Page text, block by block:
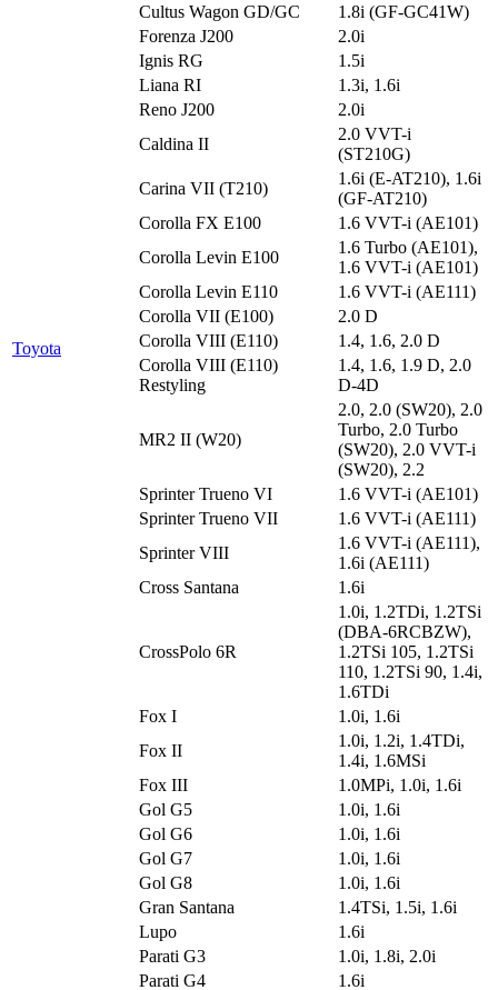
Cultus Wagon GD/GC
1.8i (GF-GC41W)
Forenza J200
2.0i
Ignis RG
1.5i
Liana RI
1.3i, 1.6i
Reno J200
2.0i
Toyota
Caldina II
2.0 VVT-i
(ST210G)
Carina VII (T210)
1.6i (E-AT210), 1.6i
(GF-AT210)
Corolla FX E100
1.6 VVT-i (AE101)
Corolla Levin E100
1.6 Turbo (AE101),
1.6 VVT-i (AE101)
Corolla Levin E110
1.6 VVT-i (AE111)
Corolla VII (E100)
2.0 D
Corolla VIII (E110)
1.4, 1.6, 2.0 D
Corolla VIII (E110)
Restyling
1.4, 1.6, 1.9 D, 2.0
D-4D
MR2 II (W20)
2.0, 2.0 (SW20), 2.0
Turbo, 2.0 Turbo
(SW20), 2.0 VVT-i
(SW20), 2.2
Sprinter Trueno VI
1.6 VVT-i (AE101)
Sprinter Trueno VII
1.6 VVT-i (AE111)
Sprinter VIII
1.6 VVT-i (AE111),
1.6i (AE111)
Cross Santana
1.6i
CrossPolo 6R
1.0i, 1.2TDi, 1.2TSi
(DBA-6RCBZW),
1.2TSi 105, 1.2TSi
110, 1.2TSi 90, 1.4i,
1.6TDi
Fox I
1.0i, 1.6i
Fox II
1.0i, 1.2i, 1.4TDi,
1.4i, 1.6MSi
Fox III
1.0MPi, 1.0i, 1.6i
Gol G5
1.0i, 1.6i
Gol G6
1.0i, 1.6i
Gol G7
1.0i, 1.6i
Gol G8
1.0i, 1.6i
Gran Santana
1.4TSi, 1.5i, 1.6i
Lupo
1.6i
Parati G3
1.0i, 1.8i, 2.0i
Parati G4
1.6i